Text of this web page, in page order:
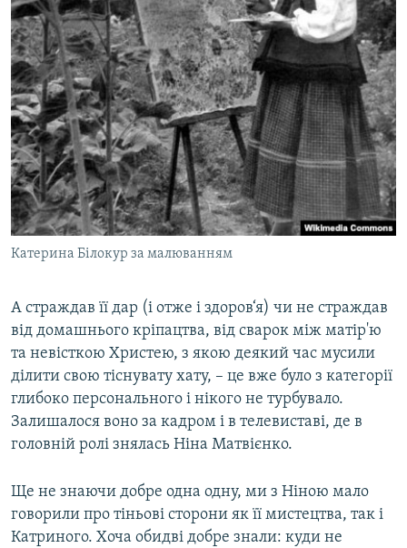
Катерина Білокур за малюванням
А страждав її дар (і отже і здоров‘я) чи не страждав
від домашнього кріпацтва, від сварок між матір'ю
та невісткою Христею, з якою деякий час мусили
ділити свою тіснувату хату, – це вже було з категорії
глибоко персонального і нікого не турбувало.
Залишалося воно за кадром і в телевиставі, де в
головній ролі знялась Ніна Матвієнко.
Ще не знаючи добре одна одну, ми з Ніною мало
говорили про тіньові сторони як її мистецтва, так і
Катриного. Хоча обидві добре знали: куди не